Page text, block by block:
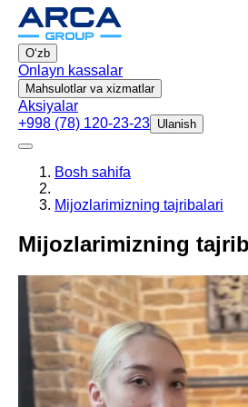
Oʻzb
Onlayn kassalar
Mahsulotlar va xizmatlar
Aksiyalar
+998 (78) 120-23-23 Ulanish
Bosh sahifa
Mijozlarimizning tajribalari
Mijozlarimizning